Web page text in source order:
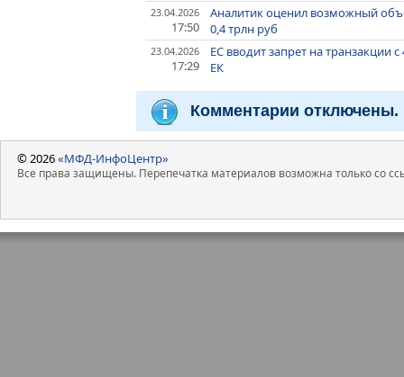
23.04.2026
17:50
Аналитик оценил возможный
0,4 трлн руб
23.04.2026
17:29
ЕС вводит запрет на транзакции
ЕК
Комментарии отключены.
© 2026«МФД-ИнфоЦентр»
Все права защищены. Перепечатка материалов возможна только со